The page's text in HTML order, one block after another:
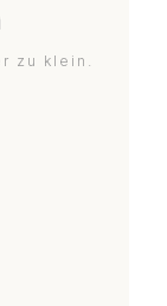
zu klein.